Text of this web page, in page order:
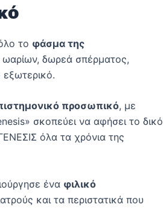
το φάσμα της
δωρεά σπέρματος,
προσωπικό, με
σκοπεύει να αφήσει το δικό
όλα τα χρόνια της
ένα φιλικό
και τα περιστατικά που